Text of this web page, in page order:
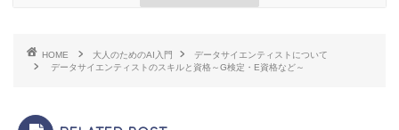
HOME 大人のためのAI入門
データサイエンティストについて
データサイエンティストのスキルと資格～G検定・E資格など～